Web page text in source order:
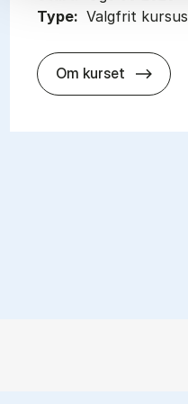
Type: Valgfrit kursus
Om kurset about